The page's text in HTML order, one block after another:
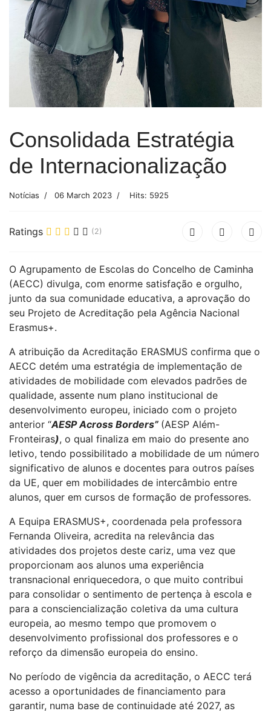
Consolidada Estratégia
de Internacionalização
Notícias 06 March 2023 Hits: 5925
Ratings (2)
O Agrupamento de Escolas do Concelho de Caminha
(AECC) divulga, com enorme satisfação e orgulho,
junto da sua comunidade educativa, a aprovação do
seu Projeto de Acreditação pela Agência Nacional
Erasmus+.
A atribuição da Acreditação ERASMUS confirma que o
AECC detém uma estratégia de implementação de
atividades de mobilidade com elevados padrões de
qualidade, assente num plano institucional de
desenvolvimento europeu, iniciado com o projeto
anterior “AESP Across Borders” (AESP Além-
Fronteiras), o qual finaliza em maio do presente ano
letivo, tendo possibilitado a mobilidade de um número
significativo de alunos e docentes para outros países
da UE, quer em mobilidades de intercâmbio entre
alunos, quer em cursos de formação de professores.
A Equipa ERASMUS+, coordenada pela professora
Fernanda Oliveira, acredita na relevância das
atividades dos projetos deste cariz, uma vez que
proporcionam aos alunos uma experiência
transnacional enriquecedora, o que muito contribui
para consolidar o sentimento de pertença à escola e
para a consciencialização coletiva da uma cultura
europeia, ao mesmo tempo que promovem o
desenvolvimento profissional dos professores e o
reforço da dimensão europeia do ensino.
No período de vigência da acreditação, o AECC terá
acesso a oportunidades de financiamento para
garantir, numa base de continuidade até 2027, as